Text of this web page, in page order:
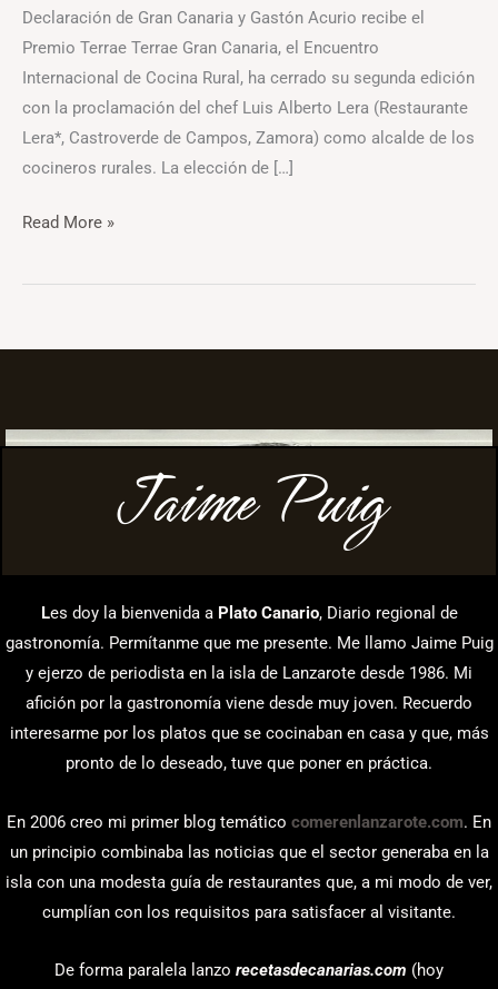
Declaración de Gran Canaria y Gastón Acurio recibe el
Premio Terrae Terrae Gran Canaria, el Encuentro
Internacional de Cocina Rural, ha cerrado su segunda edición
con la proclamación del chef Luis Alberto Lera (Restaurante
Lera*, Castroverde de Campos, Zamora) como alcalde de los
cocineros rurales. La elección de […]
Read More »
Jaime Puig
Les doy la bienvenida a Plato Canario, Diario regional de
gastronomía. Permítanme que me presente. Me llamo Jaime Puig
y ejerzo de periodista en la isla de Lanzarote desde 1986. Mi
afición por la gastronomía viene desde muy joven. Recuerdo
interesarme por los platos que se cocinaban en casa y que, más
pronto de lo deseado, tuve que poner en práctica.
En 2006 creo mi primer blog temático comerenlanzarote.com. En
un principio combinaba las noticias que el sector generaba en la
isla con una modesta guía de restaurantes que, a mi modo de ver,
cumplían con los requisitos para satisfacer al visitante.
De forma paralela lanzo recetasdecanarias.com (hoy